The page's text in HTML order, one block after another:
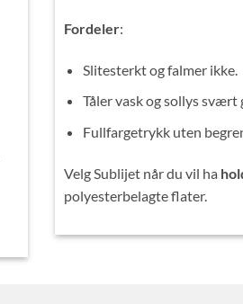
Fordeler:
Slitesterkt og falmer ikke.
Tåler vask og sollys svært
Fullfargetrykk uten
Velg Sublijet når du vil ha
polyesterbelagte flater.